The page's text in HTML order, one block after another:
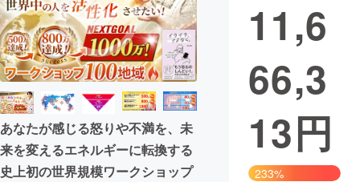
テクノロジー・ガジェット ゲーム・
映像・映画
ビジネス・起業 チャレンジ
まちづくり・地域活性化
あなたが感じる怒りや不満を、未
来を変えるエネルギーに転換する
史上初の世界規模ワークショップ
11,6
66,3
13円
233%